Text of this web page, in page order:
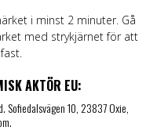
i minst 2 minuter. Gå
med strykjärnet för att
AKTÖR EU:
Sofiedalsvägen 10, 23837 Oxie,